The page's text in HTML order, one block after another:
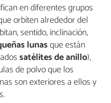
en diferentes grupos
orbiten alrededor del
sentido, inclinación,
lunasque están
satélites de anillo),
de polvo que los
son exteriores a ellos y